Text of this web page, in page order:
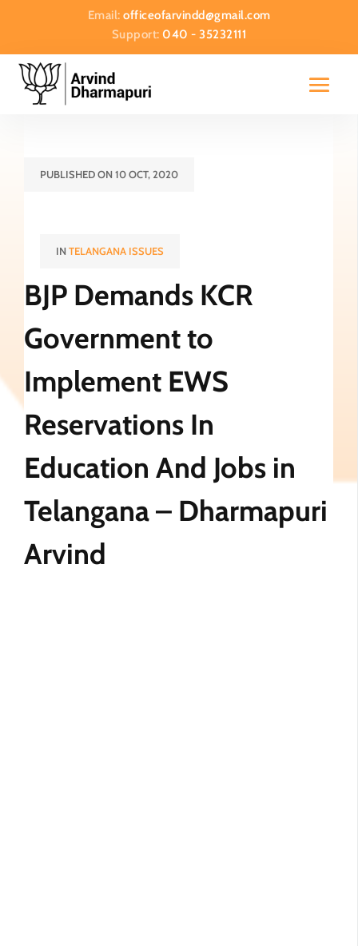
Email: officeofarvindd@gmail.com
Support:040 - 35232111
PUBLISHED ON 10 OCT, 2020
IN TELANGANA ISSUES
BJP Demands KCR
Government to
Implement EWS
Reservations In
Education And Jobs in
Telangana – Dharmapuri
Arvind